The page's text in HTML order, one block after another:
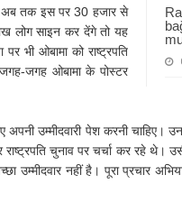
अब तक इस पर 30 हजार से
लोग साइन कर देंगे तो यह
भी ओबामा को राष्ट्रपति
जगह ओबामा के पोस्टर
उम्मीदवारी पेश करनी चाहिए।
चुनाव पर चर्चा कर रहे थे।
उम्मीदवार नहीं है। पूरा प्रचार